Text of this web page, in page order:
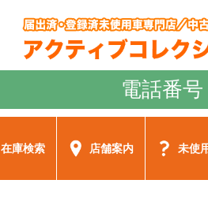
電話番
在庫検索 店舗案内 未使